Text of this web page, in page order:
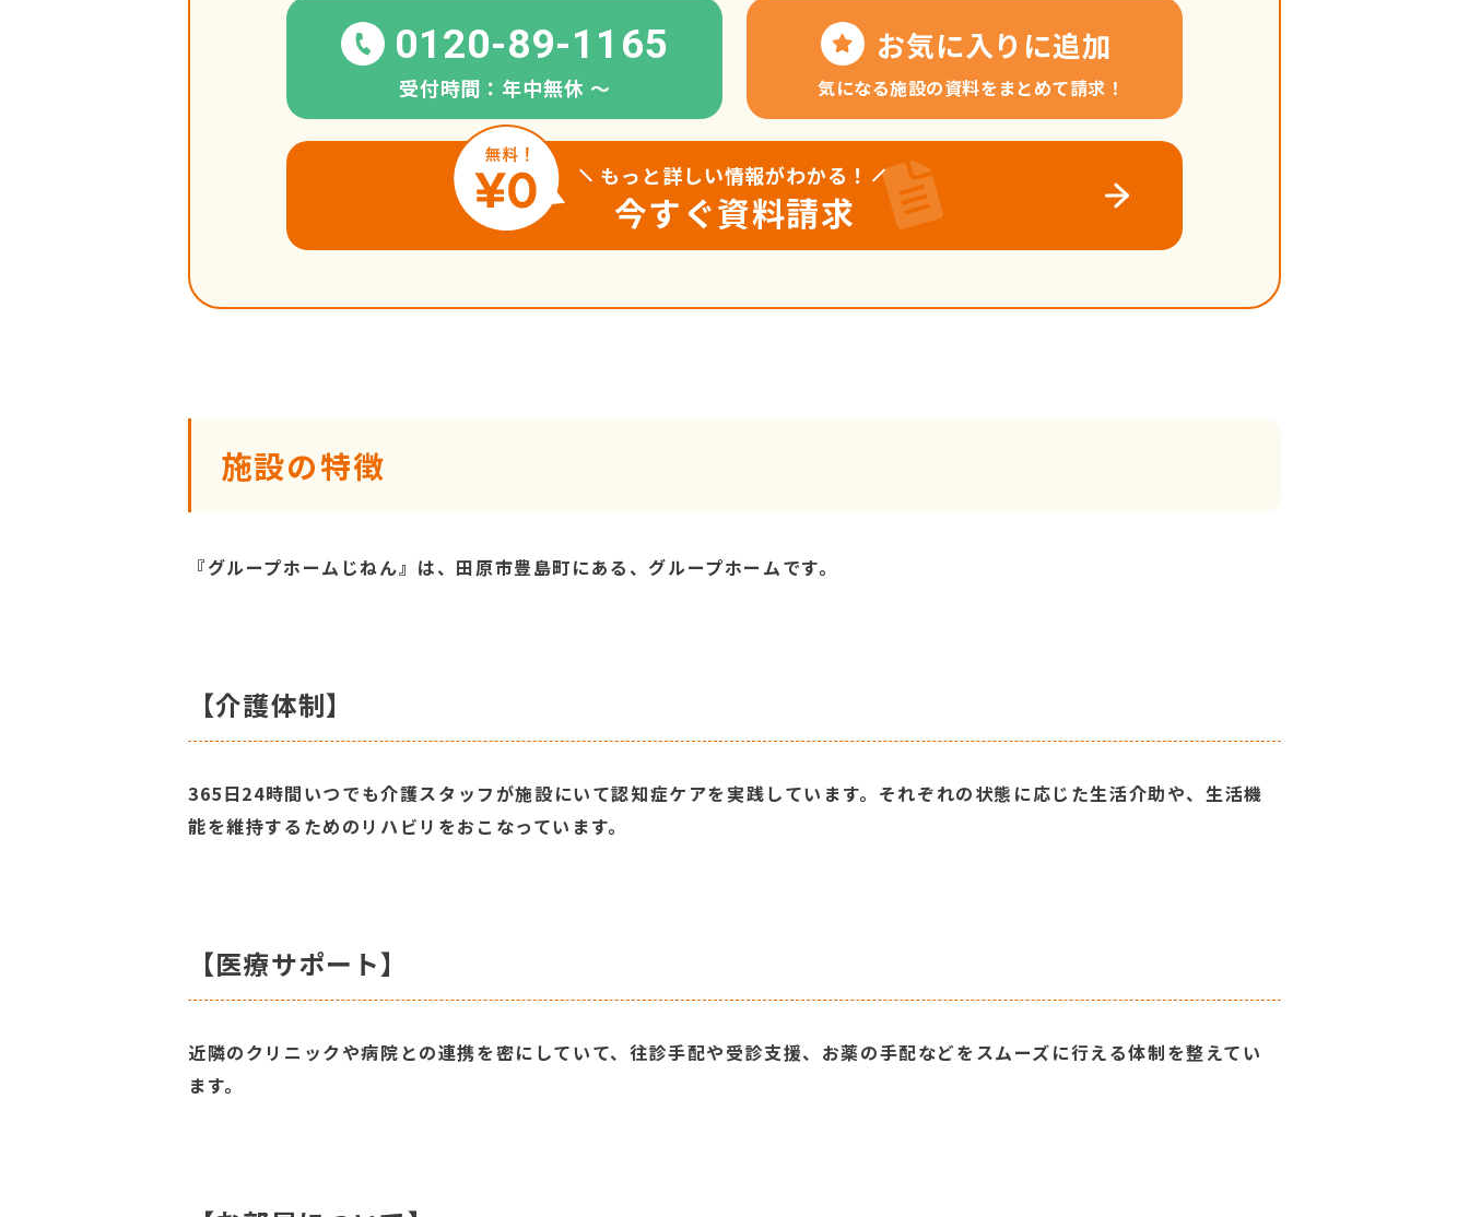
0120-89-1165
受付時間：年中無休 〜
お気に入りに追加
気になる施設の資料をまとめて請求！
もっと詳しい情報がわかる！
今すぐ資料請求
施設の特徴
『グループホームじねん』は、田原市豊島町にある、グループホームです。
【介護体制】
365日24時間いつでも介護スタッフが施設にいて認知症ケアを実践しています。それぞれの状態に応じた生活介助や、生活機
能を維持するためのリハビリをおこなっています。
【医療サポート】
近隣のクリニックや病院との連携を密にしていて、往診手配や受診支援、お薬の手配などをスムーズに行える体制を整えてい
ます。